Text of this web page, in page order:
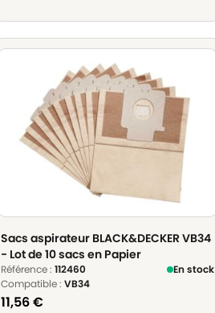
Sacs aspirateur BLACK&DECKER VB34
- Lot de 10 sacs en Papier
Référence : 112460
En stock
Compatible : VB34
11,56€